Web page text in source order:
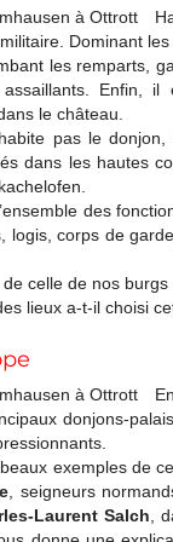
Dominant
les remparts,
Enfin, il
le château.
pas le
dans les hautes
des
logis, corps de
celle de nos burgs
lieux a-t-il choisi
donjons-
exemples de
, seigneurs
Laurent Salch ,